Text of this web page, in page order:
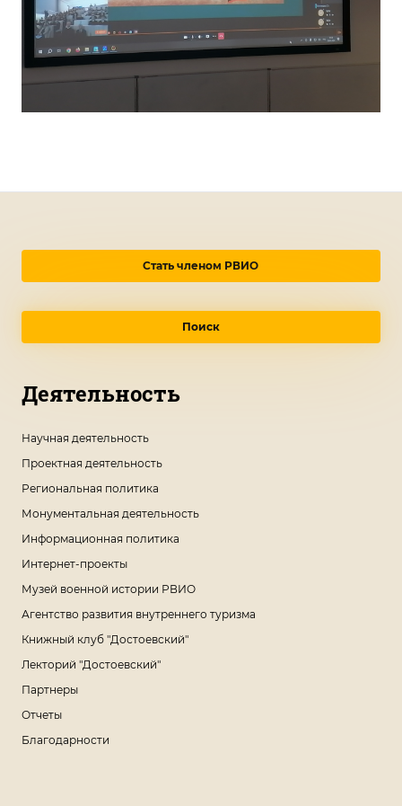
Стать членом РВИО
Поиск
Деятельность
Научная деятельность
Проектная деятельность
Региональная политика
Монументальная деятельность
Информационная политика
Интернет-проекты
Музей военной истории РВИО
Агентство развития внутреннего туризма
Книжный клуб "Достоевский"
Лекторий "Достоевский"
Партнеры
Отчеты
Благодарности